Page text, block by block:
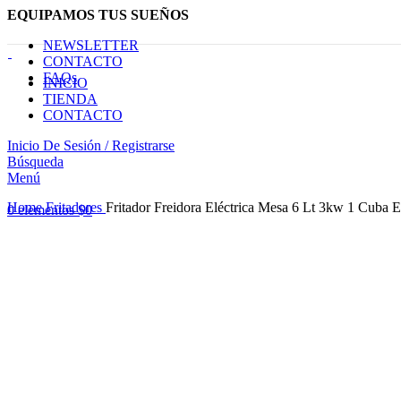
EQUIPAMOS TUS SUEÑOS
NEWSLETTER
CONTACTO
FAQs
INICIO
TIENDA
CONTACTO
Inicio De Sesión / Registrarse
Búsqueda
Menú
0elementos $0
HomeFritadores Fritador Freidora Eléctrica Mesa 6 Lt 3kw 1 Cuba